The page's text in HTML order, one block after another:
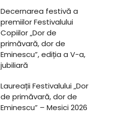
Decernarea festivă a
premiilor Festivalului
Copiilor „Dor de
primăvară, dor de
Eminescu”, ediția a V-a,
jubiliară
Laureații Festivalului „Dor
de primăvară, dor de
Eminescu” – Mesici 2026